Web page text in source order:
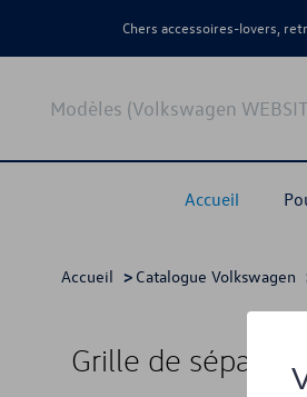
Chers accessoires-lovers,
Modèles (Volkswagen
Accueil
Accueil > Catalogue Volkswagen
Grille de